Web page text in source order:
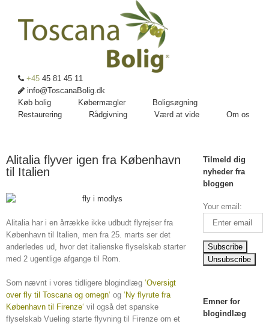
+45 45 81 45 11
info@ToscanaBolig.dk
Køb bolig
Købermægler
Boligsøgning
Restaurering
Rådgivning Værd at vide Om os
Alitalia flyver igen fra København
til Italien
Alitalia har i en årrække ikke udbudt flyrejser fra
København til Italien, men fra 25. marts ser det
anderledes ud, hvor det italienske flyselskab starter
med 2 ugentlige afgange til Rom.
Som nævnt i vores tidligere blogindlæg ‘Oversigt
over fly til Toscana og omegn‘ og ‘ Ny flyrute fra
København til Firenze‘ vil også det spanske
flyselskab Vueling starte flyvning til Firenze om et
Tilmeld dig
nyheder fra
bloggen
Your email:
Emner for
blogindlæg